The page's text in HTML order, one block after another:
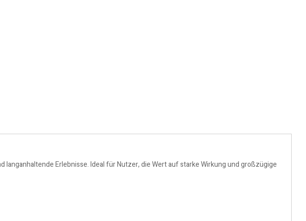
Erlebnisse. Ideal für Nutzer, die Wert auf starke Wirkung und großzügige